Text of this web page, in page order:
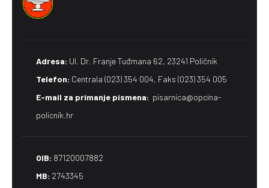
Adresa: Ul. Dr. Franje Tuđmana 62, 23241 Poličnik
Telefon: Centrala (023) 354 004, Faks (023) 354 005
E-mail za primanje pismena​: pisarnica@opcina-
policnik.hr
OIB: 87120007882
MB: 2743345